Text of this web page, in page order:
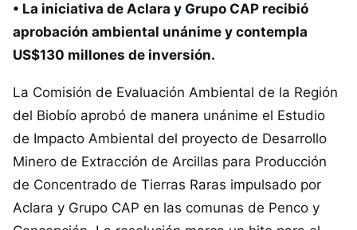
• La iniciativa de Aclara y Grupo CAP recibió
aprobación ambiental unánime y contempla
US$130 millones de inversión.
La Comisión de Evaluación Ambiental de la Región
del Biobío aprobó de manera unánime el Estudio
de Impacto Ambiental del proyecto de Desarrollo
Minero de Extracción de Arcillas para Producción
de Concentrado de Tierras Raras impulsado por
Aclara y Grupo CAP en las comunas de Penco y